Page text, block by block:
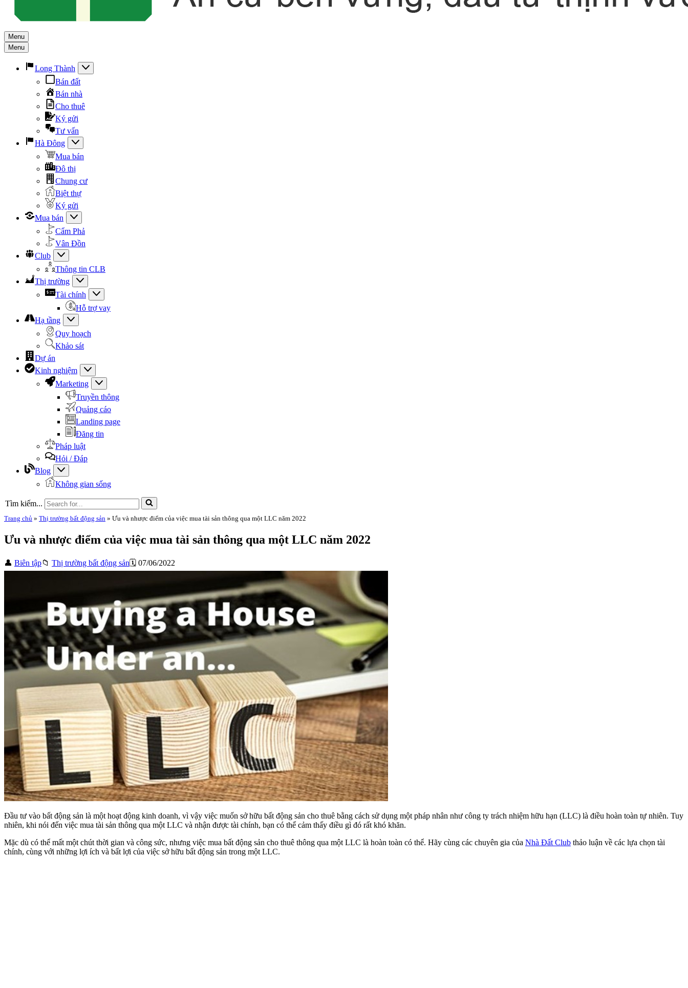
Menu
Menu
Long Thành
Bán đất
Bán nhà
Cho thuê
Ký gửi
Tư vấn
Hà Đông
Mua bán
Đô thị
Chung cư
Biệt thự
Ký gửi
Mua bán
Cẩm Phả
Vân Đồn
Club
Thông tin CLB
Thị trường
Tài chính
Hỗ trợ vay
Hạ tầng
Quy hoạch
Khảo sát
Dự án
Kinh nghiệm
Marketing
Truyền thông
Quảng cáo
Landing page
Đăng tin
Pháp luật
Hỏi / Đáp
Blog
Không gian sống
Tìm kiếm...
Trang chủ » Thị trường bất động sản » Ưu và nhược điểm của việc mua tài sản thông qua một LLC năm 2022
Ưu và nhược điểm của việc mua tài sản thông qua một LLC năm 2022
👤 Biên tập📁 Thị trường bất động sản🗓️ 07/06/2022
Đầu tư vào bất động sản là một hoạt động kinh doanh, vì vậy việc muốn sở hữu bất động sản cho thuê bằng cách sử dụng một pháp nhân như công ty trách nhiệm hữu hạn (LLC) là điều hoàn toàn tự nhiên. Tuy
nhiên, khi nói đến việc mua tài sản thông qua một LLC và nhận được tài chính, bạn có thể cảm thấy điều gì đó rất khó khăn.
Mặc dù có thể mất một chút thời gian và công sức, nhưng việc mua bất động sản cho thuê thông qua một LLC là hoàn toàn có thể. Hãy cùng các chuyên gia của Nhà Đất Club thảo luận về các lựa chọn tài
chính, cùng với những lợi ích và bất lợi của việc sở hữu bất động sản trong một LLC.